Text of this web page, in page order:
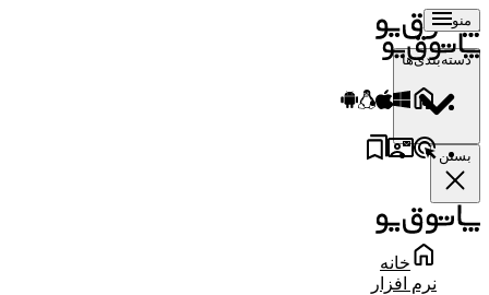
منو
دسته‌بندی‌ها
بستن
خانه
نرم افزار